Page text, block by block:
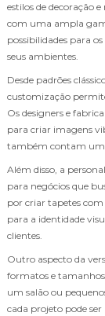
estilos de decoração
com uma ampla
possibilidades para
seus ambientes.
Desde padrões
customização
Os designers e
para criar imagens
também contam
Além disso, a
para negócios que
por criar tapetes
para a identidade
clientes.
Outro aspecto da
formatos e
um salão ou
cada projeto pode